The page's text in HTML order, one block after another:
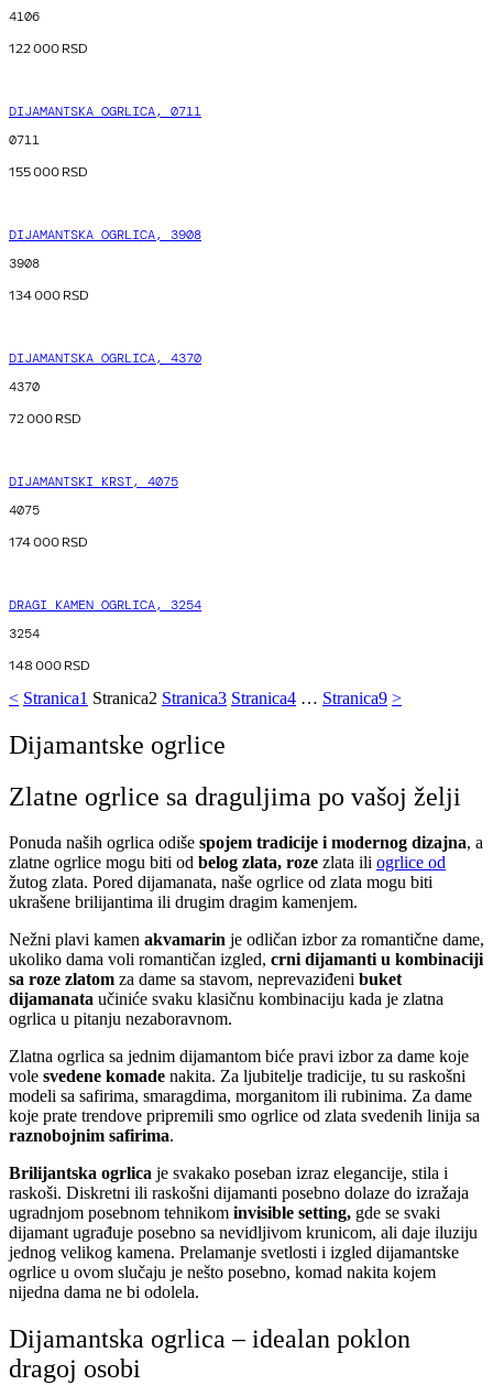
4106
122 000RSD
DIJAMANTSKA OGRLICA, 0711
0711
155 000RSD
DIJAMANTSKA OGRLICA, 3908
3908
134 000RSD
DIJAMANTSKA OGRLICA, 4370
4370
72 000RSD
DIJAMANTSKI KRST, 4075
4075
174 000RSD
DRAGI KAMEN OGRLICA, 3254
3254
148 000RSD
< Stranica1 Stranica2 Stranica3 Stranica4 … Stranica9 >
Dijamantske ogrlice
Zlatne ogrlice sa draguljima po vašoj želji
Ponuda naših ogrlica odiše spojem tradicije i modernog dizajna, a
zlatne ogrlice mogu biti od belog zlata, roze zlata ili ogrlice od
žutog zlata. Pored dijamanata, naše ogrlice od zlata mogu biti
ukrašene brilijantima ili drugim dragim kamenjem.
Nežni plavi kamen akvamarin je odličan izbor za romantične dame,
ukoliko dama voli romantičan izgled, crni dijamanti u kombinaciji
sa roze zlatom za dame sa stavom, neprevaziđeni buket
dijamanata učiniće svaku klasičnu kombinaciju kada je zlatna
ogrlica u pitanju nezaboravnom.
Zlatna ogrlica sa jednim dijamantom biće pravi izbor za dame koje
vole svedene komade nakita. Za ljubitelje tradicije, tu su raskošni
modeli sa safirima, smaragdima, morganitom ili rubinima. Za dame
koje prate trendove pripremili smo ogrlice od zlata svedenih linija sa
raznobojnim safirima.
Brilijantska ogrlica je svakako poseban izraz elegancije, stila i
raskoši. Diskretni ili raskošni dijamanti posebno dolaze do izražaja
ugradnjom posebnom tehnikom invisible setting, gde se svaki
dijamant ugrađuje posebno sa nevidljivom krunicom, ali daje iluziju
jednog velikog kamena. Prelamanje svetlosti i izgled dijamantske
ogrlice u ovom slučaju je nešto posebno, komad nakita kojem
nijedna dama ne bi odolela.
Dijamantska ogrlica – idealan poklon
dragoj osobi